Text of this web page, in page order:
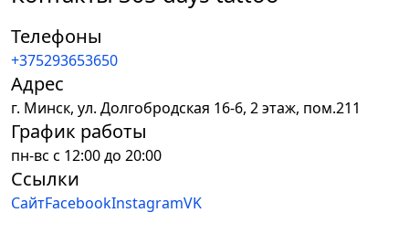
Телефоны
+375293653650
Адрес
г. Минск, ул. Долгобродская 16-6, 2 этаж, пом.211
График работы
пн-вс с 12:00 до 20:00
Ссылки
СайтFacebookInstagramVK